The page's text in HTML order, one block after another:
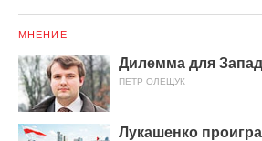
МНЕНИЕ
Дилемма для
ПЕТР ОЛЕЩУК
Лукашенко